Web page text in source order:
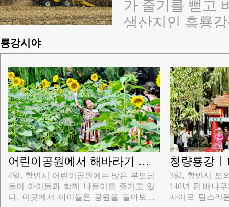
등 다채로운 행
다. '항공+관광'
5661편의 항공
했으며 전년 동
름철 운송 사상
는 545편, 하루
여름철 운송 일
력과 문화관광
은 대규모 국경
한 원시 생태 관
은 전성 문화관
달한다. 할빈의
나 얼음도시에
가 줄기를 뻗고
생산지인 흑룡
로 키우며 전통
을 가속화하고
(德沃)과기개발
지니어가 정밀
루락, 중복 파종
(侧深施肥)와 정
고 소개했다. 기
을 진행하며 파
'심장'으로 가장
룡강시야
어린이공원에서 해바라기 꽃바다 감상
​4일, 할빈시 어린이공원에는 많은 부모님
들이 아이들과 함께 나들이를 즐기고 있
다. 이곳에서 아이들은 공원을 돌아보는
3일, 할빈시 도
140년 된 배나
사이로 탐스러